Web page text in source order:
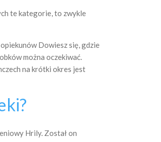
te kategorie, to zwykle
Dowiesz się, gdzie
można oczekiwać.
na krótki okres jest
Hrily. Został on